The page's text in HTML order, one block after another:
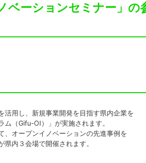
ベーションセミナー」の
活用し、新規事業開発を目指す県内企業を
（Gifu-OI）」が実施されます。
、オープンイノベーションの先進事例を
内３会場で開催されます。